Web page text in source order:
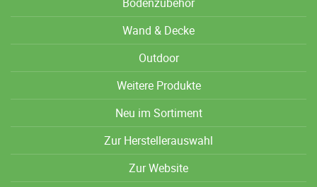
Wand & Decke
Outdoor
Weitere Produkte
Neu im Sortiment
Zur Herstellerauswahl
Zur Website